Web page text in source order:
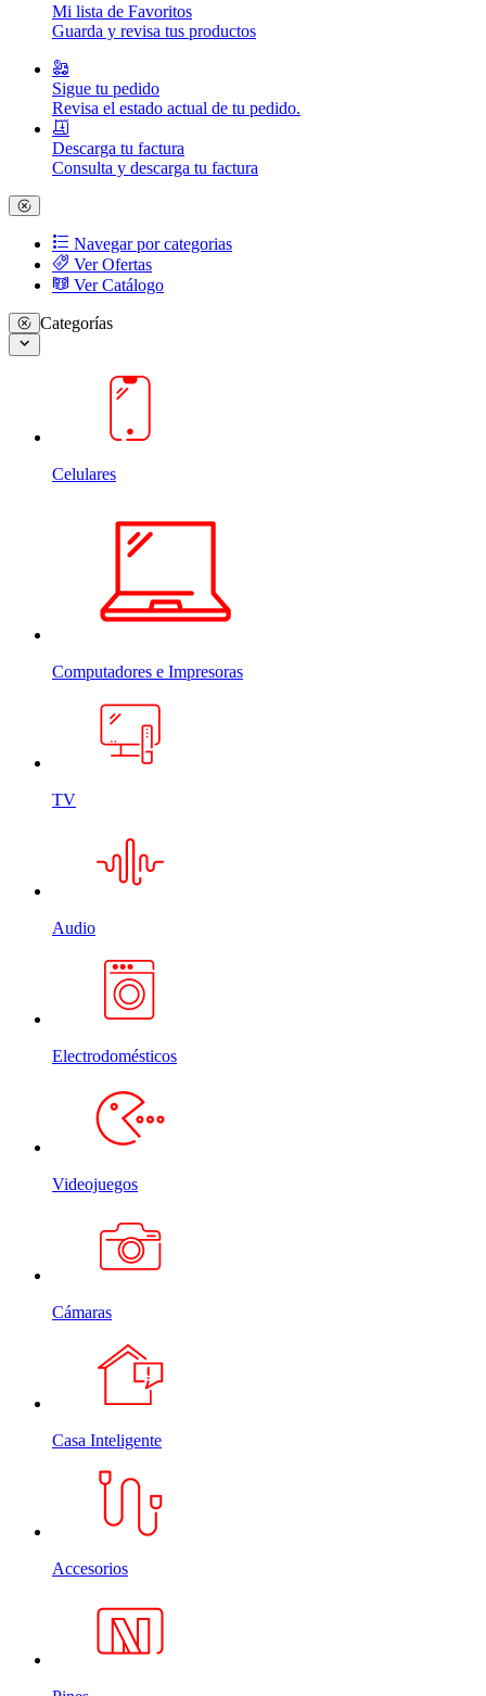
Mi lista de Favoritos
Guarda y revisa tus productos
Sigue tu pedido
Revisa el estado actual de tu pedido.
Descarga tu factura
Consulta y descarga tu factura
Navegar por categorias
Ver Ofertas
Ver Catálogo
Categorías
Celulares
Computadores e Impresoras
TV
Audio
Electrodomésticos
Videojuegos
Cámaras
Casa Inteligente
Accesorios